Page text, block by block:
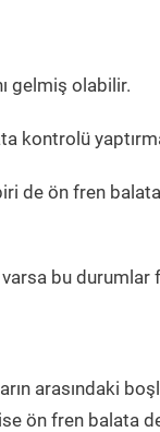
gelmiş olabilir.
kontrolü
de ön fren
bu durumlar
arasındaki
ön fren balata